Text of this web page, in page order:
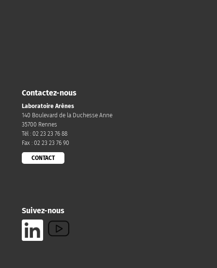
Contactez-nous
Laboratoire Arènes
140 Boulevard de la Duchesse Anne
35700 Rennes
Tél : 02 23 23 76 88
Fax : 02 23 23 76 90
CONTACT
Suivez-nous